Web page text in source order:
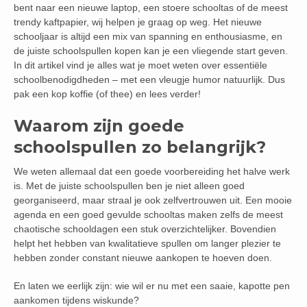
bent naar een nieuwe laptop, een stoere schooltas of de meest
trendy kaftpapier, wij helpen je graag op weg. Het nieuwe
schooljaar is altijd een mix van spanning en enthousiasme, en
de juiste schoolspullen kopen kan je een vliegende start geven.
In dit artikel vind je alles wat je moet weten over essentiële
schoolbenodigdheden – met een vleugje humor natuurlijk. Dus
pak een kop koffie (of thee) en lees verder!
Waarom zijn goede
schoolspullen zo belangrijk?
We weten allemaal dat een goede voorbereiding het halve werk
is. Met de juiste schoolspullen ben je niet alleen goed
georganiseerd, maar straal je ook zelfvertrouwen uit. Een mooie
agenda en een goed gevulde schooltas maken zelfs de meest
chaotische schooldagen een stuk overzichtelijker. Bovendien
helpt het hebben van kwalitatieve spullen om langer plezier te
hebben zonder constant nieuwe aankopen te hoeven doen.
En laten we eerlijk zijn: wie wil er nu met een saaie, kapotte pen
aankomen tijdens wiskunde?